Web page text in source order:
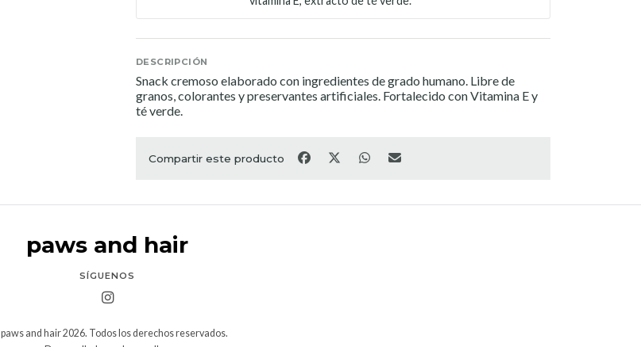
DESCRIPCIÓN
Snack cremoso elaborado con ingredientes de grado humano. Libre de
granos, colorantes y preservantes artificiales. Fortalecido con Vitamina E y
té verde.
Compartir este producto
paws and hair
SÍGUENOS
paws and hair 2026. Todos los derechos reservados.